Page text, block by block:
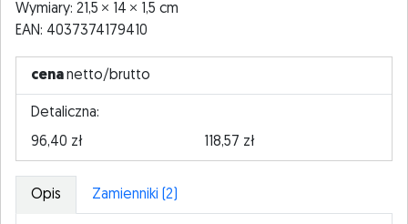
Wymiary: 21,5
14
1,5 cm
EAN: 4037374179410
cenanetto/brutto
Detaliczna:
96,40 zł
118,57 zł
Opis Zamienniki (2)